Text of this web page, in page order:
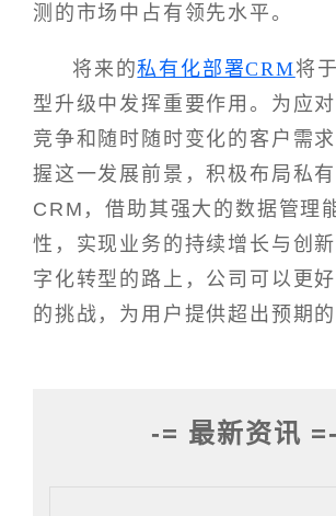
测的市场中占有领先水平。
将来的私有化部署CRM将
型升级中发挥重要作用。为应
竞争和随时随时变化的客户需
握这一发展前景，积极布局私
CRM，借助其强大的数据管理
性，实现业务的持续增长与创
字化转型的路上，公司可以更
的挑战，为用户提供超出预期的
-= 最新资讯 =-